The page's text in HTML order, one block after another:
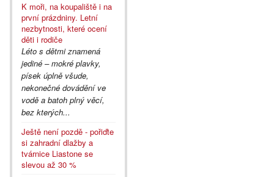
K moři, na koupaliště i na
první prázdniny. Letní
nezbytnosti, které ocení
děti i rodiče
Léto s dětmi znamená
jediné – mokré plavky,
písek úplně všude,
nekonečné dovádění ve
vodě a batoh plný věcí,
bez kterých...
Ještě není pozdě - pořiďte
si zahradní dlažby a
tvárnice Liastone se
slevou až 30 %